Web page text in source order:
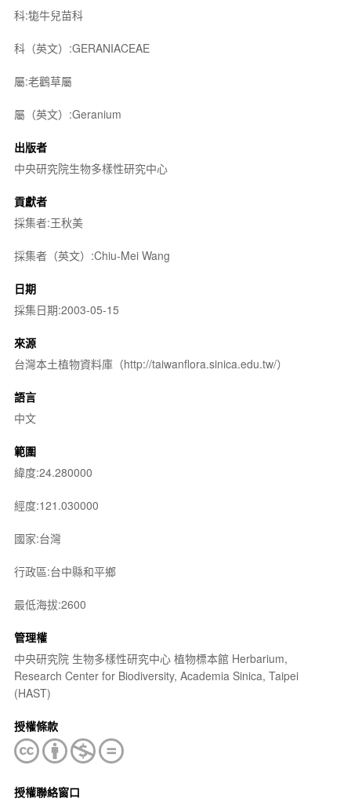
科:牻牛兒苗科
科（英文）:GERANIACEAE
屬:老鸛草屬
屬（英文）:Geranium
出版者
中央研究院生物多樣性研究中心
貢獻者
採集者:王秋美
採集者（英文）:Chiu-Mei Wang
日期
採集日期:2003-05-15
來源
台灣本土植物資料庫（http://taiwanflora.sinica.edu.tw/）
語言
中文
範圍
緯度:24.280000
經度:121.030000
國家:台灣
行政區:台中縣和平鄉
最低海拔:2600
管理權
中央研究院 生物多樣性研究中心 植物標本館 Herbarium,
Research Center for Biodiversity, Academia Sinica, Taipei
(HAST)
授權條款
授權聯絡窗口